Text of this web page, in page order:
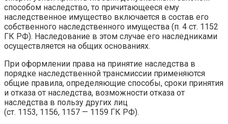
способом наследство, то причитающееся ему
наследственное имущество включается в состав его
собственного наследственного имущества (п. 4 ст. 1152
ГК РФ). Наследование в этом случае его наследниками
осуществляется на общих основаниях.
При оформлении права на принятие наследства в
порядке наследственной трансмиссии применяются
общие правила, определяющие способы, сроки принятия
и отказа от наследства, возможности отказа от
наследства в пользу других лиц
(ст. 1153, 1156, 1157 — 1159 ГК РФ).